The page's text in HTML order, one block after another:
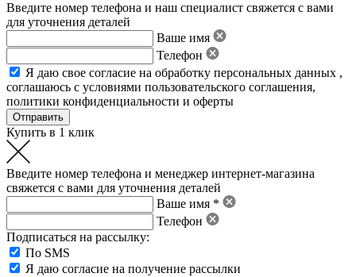
Введите номер телефона и наш специалист свяжется с вами
для уточнения деталей
Ваше имя
Телефон
Я даю свое согласие на обработку персональных данных ,
соглашаюсь с условиями пользовательского соглашения,
политики конфиденциальности и оферты
Купить в 1 клик
Введите номер телефона и менеджер интернет-магазина
свяжется с вами для уточнения деталей
Ваше имя *
Телефон
Подписаться на рассылку:
По SMS
Я даю согласие на получение рассылки